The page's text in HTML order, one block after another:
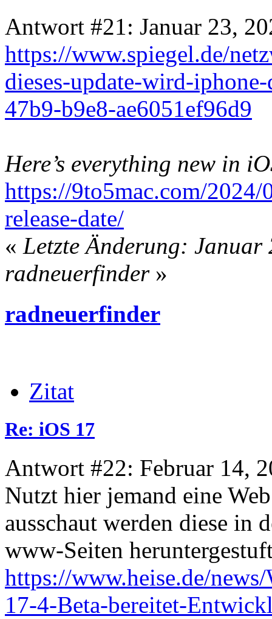
Antwort #21: Januar 23,
https://www.spiegel.de/
dieses-update-wird-
47b9-b9e8-ae6051ef96d9
Here’s everything new in
https://9to5mac.com/
release-date/
« Letzte Änderung:
radneuerfinder»
radneuerfinder
Zitat
Re: iOS 17
Antwort #22: Februar 14,
Nutzt hier jemand eine
ausschaut werden diese in
www-Seiten
https://www.heise.de/
17-4-Beta-bereitet-